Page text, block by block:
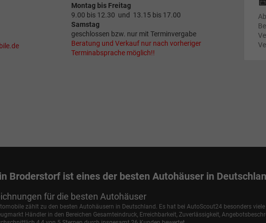
Montag bis Freitag
9.00 bis 12.30 und 13.15 bis 17.00
Samstag
geschlossen bzw. nur mit Terminvergabe
Beratung und Verkauf nur nach vorheriger
Terminabsprache möglich!!
Broderstorf ist eines der besten Autohäuser in
für die besten Autohäuser
zählt zu den besten Autohäusern in Deutschland. Es hat bei AutoScout24 besonders
Händler in den Bereichen Gesamteindruck, Erreichbarkeit, Zuverlässigkeit,